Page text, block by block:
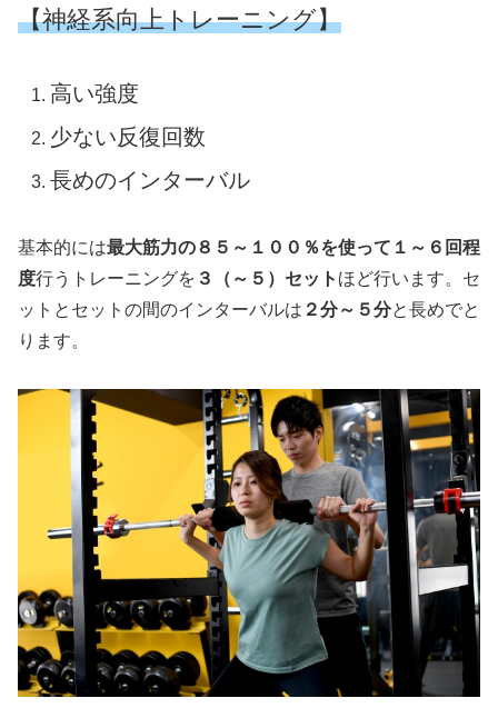
【神経系向上トレーニング】
高い強度
少ない反復回数
長めのインターバル
基本的には最大筋力の８５～１００％を使って１～６回程
度行うトレーニングを ３（～５）セット ほど行います。セ
ットとセットの間のインターバルは ２分～５分と長めでと
ります。